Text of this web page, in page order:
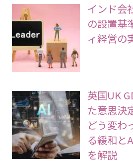
インド会
の設置基
ィ経営の
英国UK
た意思決
どう変わ
る緩和と
を解説